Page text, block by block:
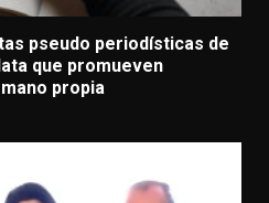
pseudo periodísticas de
que promueven
propia